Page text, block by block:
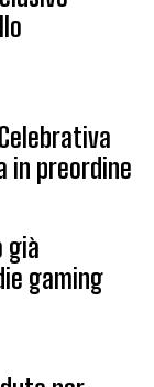
in preordine
già
gaming